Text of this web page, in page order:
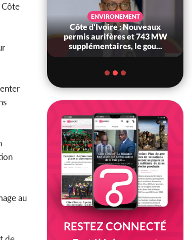
Côte
au
ENVIRONEMENT
Côte d'Ivoire : Nouveaux
permis aurifères et 743 MW
supplémentaires, le gou...
RESTEZ CONNECTÉ